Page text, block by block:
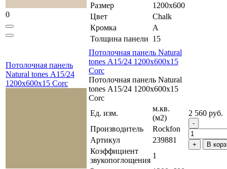
0
Размер
1200x600
Цвет
Chalk
Кромка
A
Толщина панели 15
Потолочная панель
Natural tones А15/24
1200x600x15 Corc
Потолочная панель Natural
tones А15/24 1200x600x15
Corc
Потолочная панель Natural
tones А15/24 1200x600x15
Corc
Ед. изм.
м.кв.
(м2)
Производитель
Rockfon
Артикул
239881
Коэффициент
звукопоглощения
1
2 560 руб.
В